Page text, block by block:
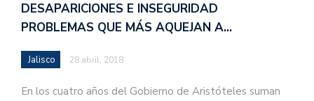
DESAPARICIONES E INSEGURIDAD
PROBLEMAS QUE MÁS AQUEJAN A…
Jalisco 28 abril, 2018
En los cuatro años del Gobierno de Aristóteles suman